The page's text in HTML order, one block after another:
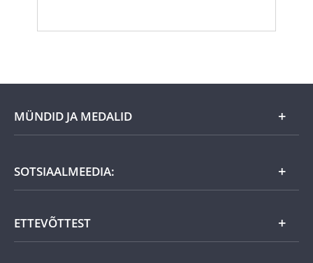
MÜNDID JA MEDALID
Kuu eripakkumine
Kingiideed
Eesti tooted
SOTSIAALMEEDIA:
ETTEVÕTTEST